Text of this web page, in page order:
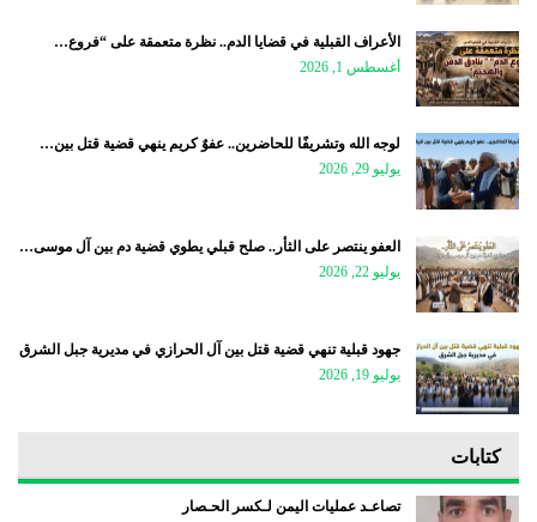
الأعراف القبلية في قضايا الدم.. نظرة متعمقة على “فروع…
أغسطس 1, 2026
لوجه الله وتشريفًا للحاضرين.. عفوٌ كريم ينهي قضية قتل بين…
يوليو 29, 2026
العفو ينتصر على الثأر.. صلح قبلي يطوي قضية دم بين آل موسى…
يوليو 22, 2026
جهود قبلية تنهي قضية قتل بين آل الحرازي في مديرية جبل الشرق
يوليو 19, 2026
كتابات
تصاعـد عمليات اليمن لـكسر الحـصار